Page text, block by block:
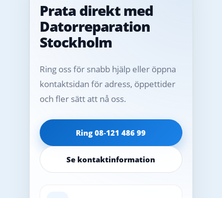
Prata direkt med
Datorreparation
Stockholm
Ring oss för snabb hjälp eller öppna
kontaktsidan för adress, öppettider
och fler sätt att nå oss.
Ring 08‑121 486 99
Se kontaktinformation